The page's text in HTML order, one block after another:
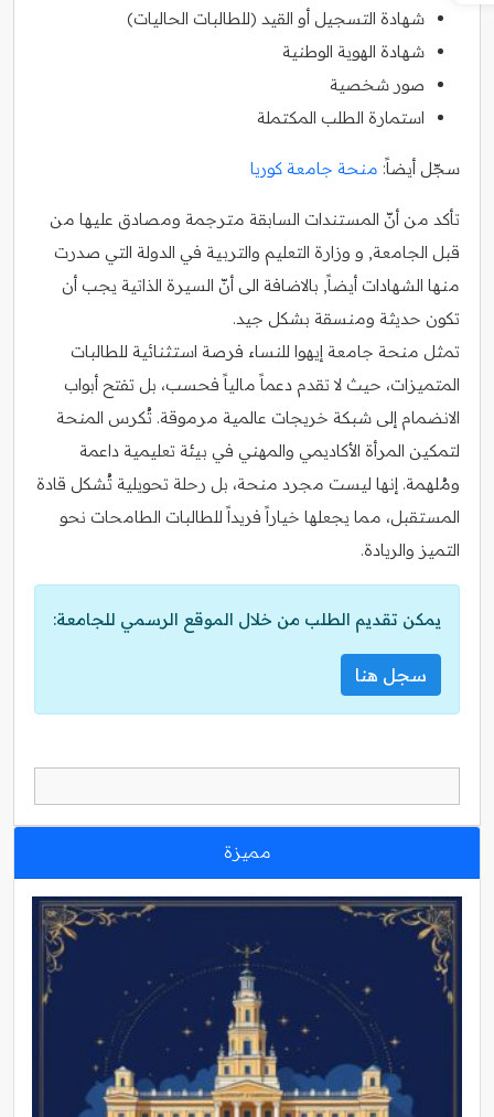
شهادة التسجيل أو القيد (للطالبات الحاليات)
شهادة الهوية الوطنية
صور شخصية
استمارة الطلب المكتملة
سجّل أيضاً: منحة جامعة كوريا
تأكد من أنّ المستندات السابقة مترجمة ومصادق عليها من
قبل الجامعة, و وزارة التعليم والتربية في الدولة التي صدرت
منها الشهادات أيضاً, بالاضافة الى أنّ السيرة الذاتية يجب أن
تكون حديثة ومنسقة بشكل جيد.
تمثل منحة جامعة إيهوا للنساء فرصة استثنائية للطالبات
المتميزات، حيث لا تقدم دعماً مالياً فحسب، بل تفتح أبواب
الانضمام إلى شبكة خريجات عالمية مرموقة. تُكرس المنحة
لتمكين المرأة الأكاديمي والمهني في بيئة تعليمية داعمة
ومُلهمة. إنها ليست مجرد منحة، بل رحلة تحويلية تُشكل قادة
المستقبل، مما يجعلها خياراً فريداً للطالبات الطامحات نحو
التميز والريادة.
يمكن تقديم الطلب من خلال الموقع الرسمي للجامعة:
سجل هنا
مميزة